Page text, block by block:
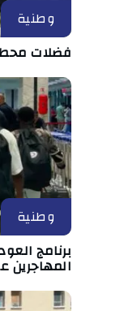
وطنية
فضلات
وطنية
برنامج
المهاجرين